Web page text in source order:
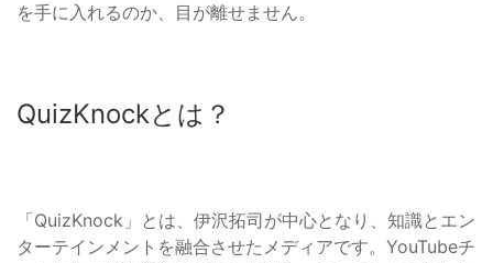
を手に入れるのか、目が離せません。
QuizKnockとは？
「QuizKnock」とは、伊沢拓司が中心となり、知識とエン
ターテインメントを融合させたメディアです。YouTubeチ